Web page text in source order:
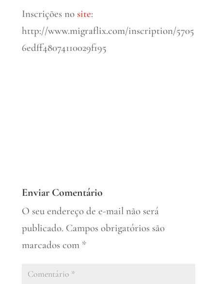
Inscrições nosite:
http://www.migraflix.com/inscription/5705
6edff48074110029f195
Enviar Comentário
O seu endereço de e-mail não será
publicado. Campos obrigatórios são
marcados com *